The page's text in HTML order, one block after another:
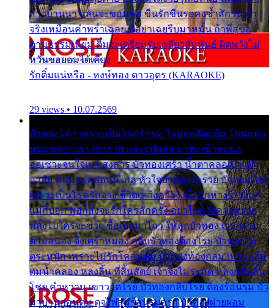
สาวบ้านนา แสนจะซอมซ่อ ขืนรักขืนรอคงช้ำสักวัน ถ้า
จริงเหมือนคำพร่ำเฉลย พี่อย่าเฉยรีบมาหมั้น ถ้าพี่สู่ขอ
ตามธรรมเนียม ติ๋มจะเตรียมรับเกลียวสัมพันธ์ ผิดหวังไม่
หวั่นขอยอมได้เคียง
รักติ๋มแน่หรือ - หงษ์ทอง ดาวอุดร (KARAOKE)
29 views • 10.07.2569
บัวทองโศก เพราะเป็นโรครักรุม ในอกกลัดกลุ้ม โดนแฟน
หนุ่มหลอกเอา เขารวย และรูปหล่อ มาพะเน้าพะนอ
ออเซาะจนใจเบา สงสาร บัวทองเศร้า น้ำตาคลอเบ้า เฝ้า
อาลัย หนุ่มรูปหล่อหนีไกล หัวใจบัวทองระรวย บัวทองโศก
เพราะเป็นโรครักจาง ชีวิตเคว้งคว้าง เมื่อรักห่างร้างไกล
แม่ก็บอก พ่อก็สั่งจะรักใครสักครั้ง อย่าไปหวังความรวย
พลั้งไปใครจะช่วย ซื้อเปลมาไกว ให้ลูกบัวทอง เวรกรรม
ตามสนอง จึงเศร้าหมอง กลีบบัวทองต้องโรย บัวทองไม่
ตระหนัก เพราะไม่รักโคลนตม บัวทองท้องกลม เพราะลืม
ตมน้ำคลอง หลงลิ้น ที่สิ้นสัตย์ เจ้าจึงไม่ระมัด หลงกลิ่นลิ้น
โชย คำหวาน เขาวาดโรย บัวทองกลีบโรย ต้องร้อนรุม บัว
มาบานก่อนตูม ดุจไฟสุมร้อนรุมอุรา บัวทองผ่ายผอม